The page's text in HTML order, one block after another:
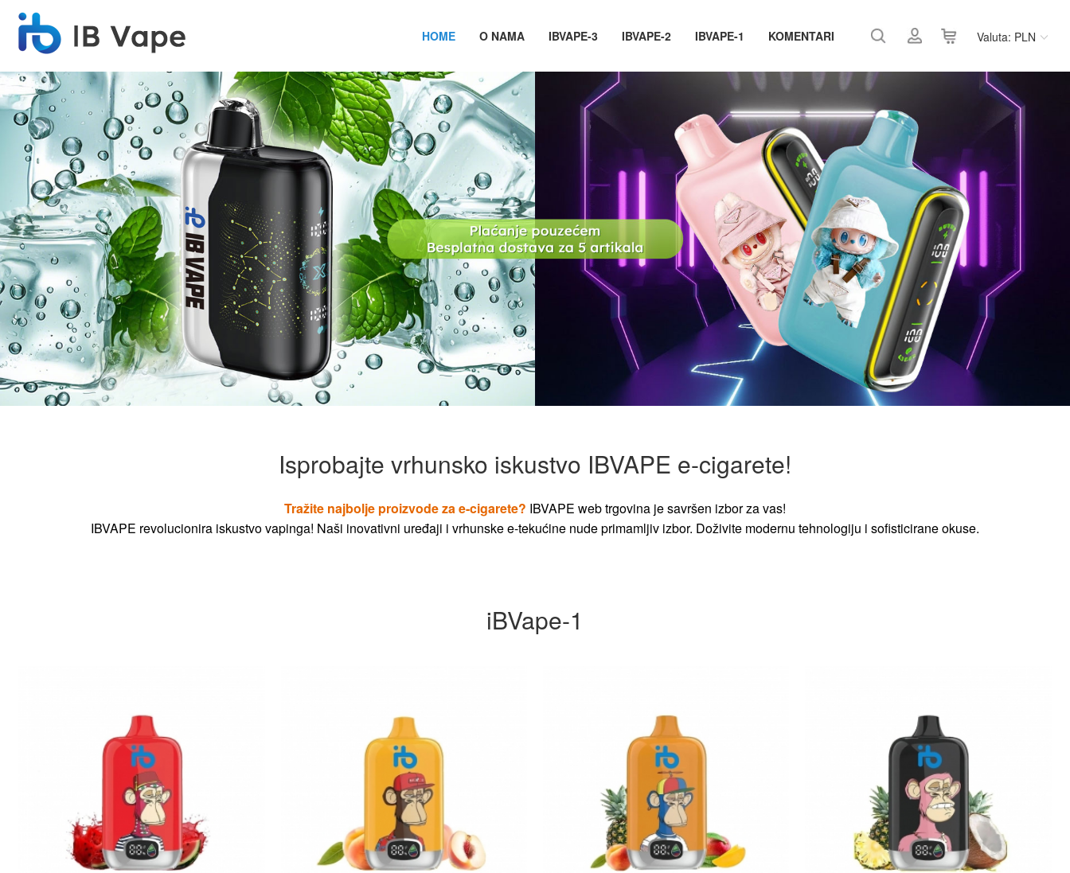
Valuta: PLN
HOME O NAMA IBVAPE-3 IBVAPE-2 IBVAPE-1 KOMENTARI
Isprobajte vrhunsko iskustvo IBVAPE e-cigarete!
Tražite najbolje proizvode za e-cigarete? IBVAPE web trgovina je savršen izbor za vas!
IBVAPE revolucionira iskustvo vapinga! Naši inovativni uređaji i vrhunske e-tekućine nude primamljiv izbor. Doživite modernu tehnologiju i sofisticirane okuse.
iBVape-1